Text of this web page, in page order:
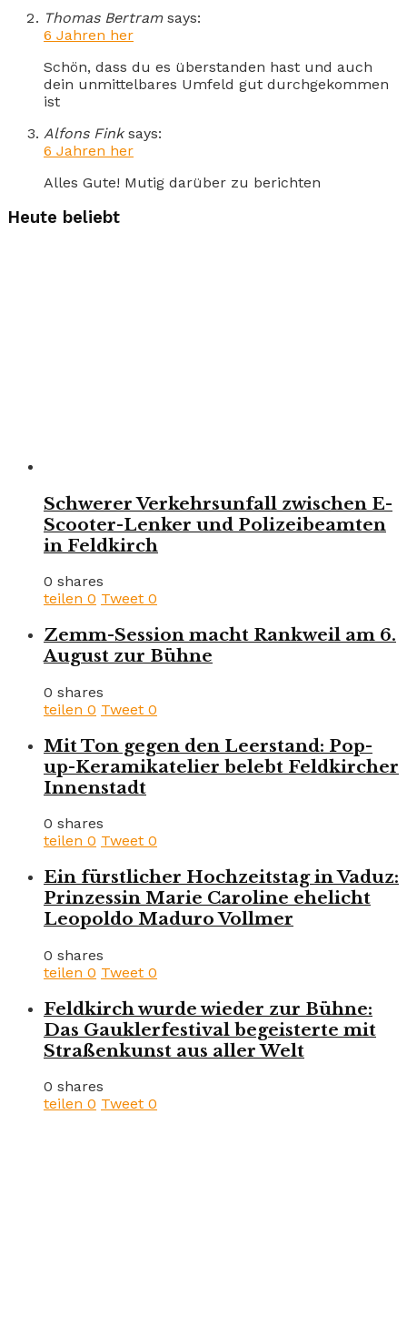
Thomas Bertram says:
6 Jahren her
Schön, dass du es überstanden hast und auch
dein unmittelbares Umfeld gut durchgekommen
ist
Alfons Fink says:
6 Jahren her
Alles Gute! Mutig darüber zu berichten
Heute beliebt
Schwerer Verkehrsunfall zwischen E-
Scooter-Lenker und Polizeibeamten
in Feldkirch
0 shares
teilen 0 Tweet 0
Zemm-Session macht Rankweil am 6.
August zur Bühne
0 shares
teilen 0 Tweet 0
Mit Ton gegen den Leerstand: Pop-
up-Keramikatelier belebt Feldkircher
Innenstadt
0 shares
teilen 0 Tweet 0
Ein fürstlicher Hochzeitstag in Vaduz:
Prinzessin Marie Caroline ehelicht
Leopoldo Maduro Vollmer
0 shares
teilen 0 Tweet 0
Feldkirch wurde wieder zur Bühne:
Das Gauklerfestival begeisterte mit
Straßenkunst aus aller Welt
0 shares
teilen 0 Tweet 0